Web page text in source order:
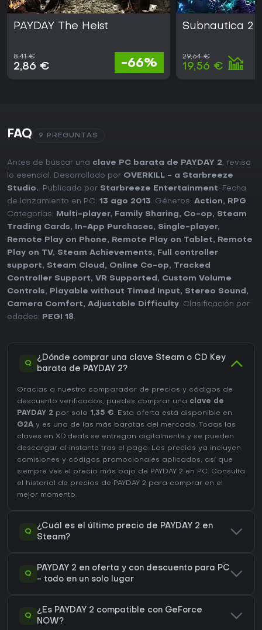
PAYDAY The Heist
8,41 €
2,86 € -66%
Subnautica 2
29,64 €
19,56 €
FAQ 9 PREGUNTAS
Antes de buscar una clave PC barata de PAYDAY 2, revisa
lo esencial. Desarrollado por OVERKILL - a Starbreeze
Studio.. Publicado por Starbreeze Entertainment. Fecha
de lanzamiento en PC: 13 ago 2013. Géneros: Action, RPG.
Categorías:
Multi-player, Family Sharing, Co-op, Steam
Trading Cards, In-App Purchases, Single-player,
Remote Play on Phone, Remote Play on Tablet,
Remote
Play on TV, Steam Achievements,
Full controller
support, Steam Cloud , Online Co-op, Tracked
Controller Support, VR Supported , Custom Volume
Controls, Playable without Timed Input, Stereo Sound ,
Camera Comfort, Adjustable Difficulty. Clasificación por
edades:
PEGI 18.
Q
¿Dónde comprar una clave Steam o CD Key
barata de PAYDAY 2?
Gracias a nuestro comparador de precios y códigos de
descuento verificados, puedes comprar una clave de
PAYDAY 2 por solo 1,35 €. Esta oferta está disponible en
G2A y es una de las más baratas del mercado. Todas las
claves en XD.deals se entregan digitalmente y se pueden
descargar al instante tras el pago. Los precios ya incluyen
comisiones y códigos promocionales aplicados, así que
siempre ves el precio más bajo de PAYDAY 2 en PC. Consulta
el
historial de precios de PAYDAY 2 para comprar en el
mejor momento.
Q
¿Cuál es el último precio de PAYDAY 2 en
Steam?
Q
PAYDAY 2 en oferta y con descuento para PC
- todo en un solo lugar
Q
¿Es PAYDAY 2 compatible con GeForce
NOW?